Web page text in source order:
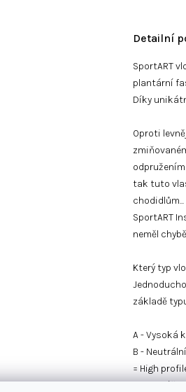
Detailní
SportART
plantární
Díky
Oproti
tak tuto
chodidlům...
SportART
neměl
Který typ
základě
A - Vysoká
B -
= High